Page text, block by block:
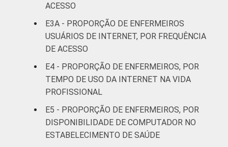
LOCALIZAÇÃO Capital 34
Base: 1.612 enfermeiros com acesso a
computador no estabelecimento de saúde.
Respostas estimuladas. Dados coletados
entre setembro de 2014 e março de 2015.
"Não utiliza" refere-se aos profissionais que
ACESSO
E3A - PROPORÇÃO DE ENFERMEIROS
USUÁRIOS DE INTERNET, POR FREQUÊNCIA
DE ACESSO
E4 - PROPORÇÃO DE ENFERMEIROS, POR
TEMPO DE USO DA INTERNET NA VIDA
PROFISSIONAL
E5 - PROPORÇÃO DE ENFERMEIROS, POR
DISPONIBILIDADE DE COMPUTADOR NO
ESTABELECIMENTO DE SAÚDE